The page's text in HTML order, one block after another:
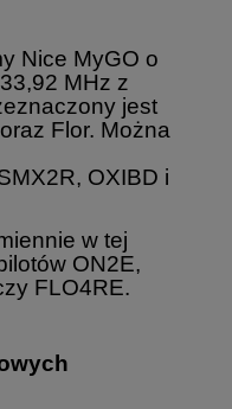
Nice MyGO o
MHz z
jest
Flor. Można
OXIBD i
w tej
ON2E,
FLO4RE.